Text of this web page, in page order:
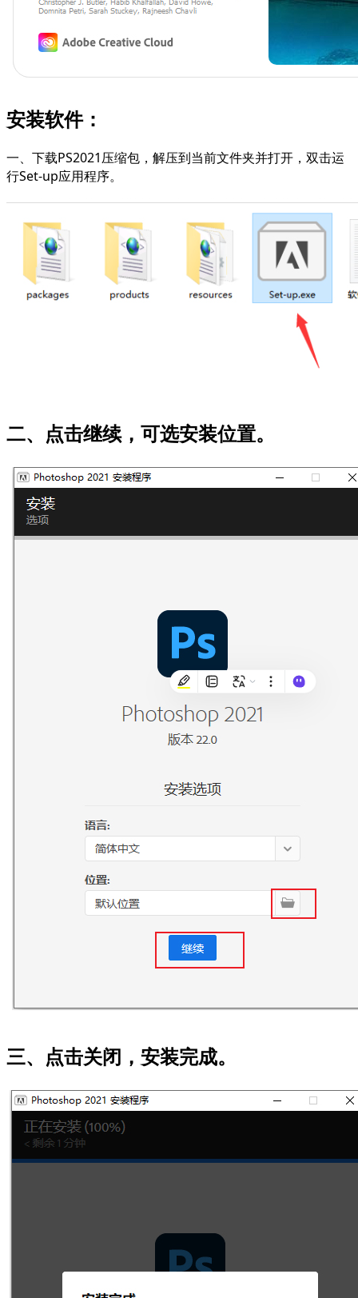
安装软件：
一、下载PS2021压缩包，解压到当前文件夹并打开，双击运
行Set-up应用程序。
二、点击继续，可选安装位置。
三、点击关闭，安装完成。